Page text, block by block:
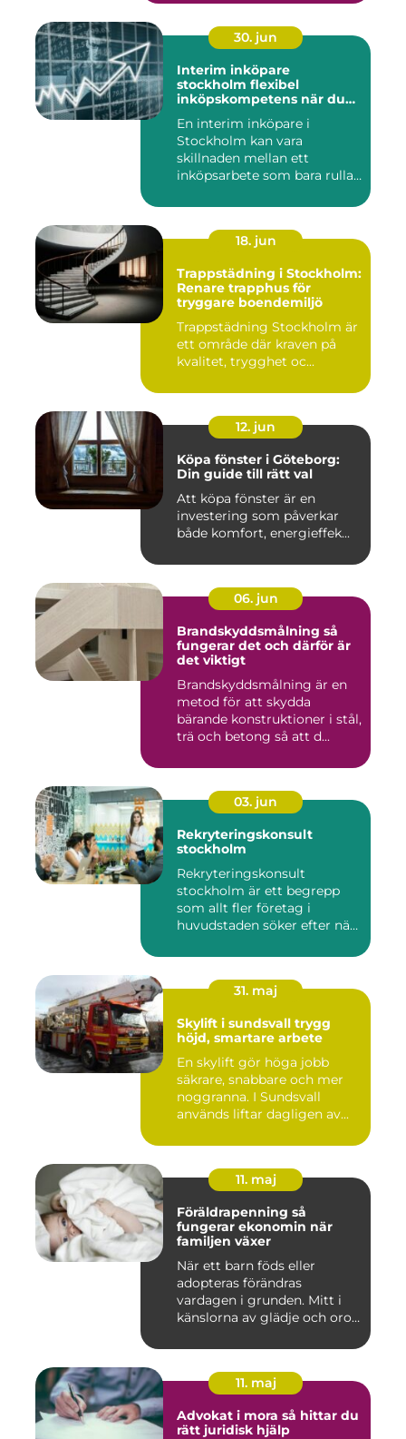
30. jun
Interim inköpare
stockholm flexibel
inköpskompetens när du
En interim inköpare i
Stockholm kan vara
skillnaden mellan ett
inköpsarbete som bara rullar
18. jun
Trappstädning i Stockholm:
Renare trapphus för
tryggare boendemiljö
Trappstädning Stockholm är
ett område där kraven på
kvalitet, trygghet oc...
12. jun
Köpa fönster i Göteborg:
Din guide till rätt val
Att köpa fönster är en
investering som påverkar
både komfort, energieffek...
06. jun
Brandskyddsmålning så
fungerar det och därför är
det viktigt
Brandskyddsmålning är en
metod för att skydda
bärande konstruktioner i stål,
trä och betong så att d...
03. jun
Rekryteringskonsult
stockholm
Rekryteringskonsult
stockholm är ett begrepp
som allt fler företag i
huvudstaden söker efter när
31. maj
Skylift i sundsvall trygg
höjd, smartare arbete
En skylift gör höga jobb
säkrare, snabbare och mer
noggranna. I Sundsvall
används liftar dagligen av...
11. maj
Föräldrapenning så
fungerar ekonomin när
familjen växer
När ett barn föds eller
adopteras förändras
vardagen i grunden. Mitt i
känslorna av glädje och oro
11. maj
Advokat i mora så hittar du
rätt juridisk hjälp